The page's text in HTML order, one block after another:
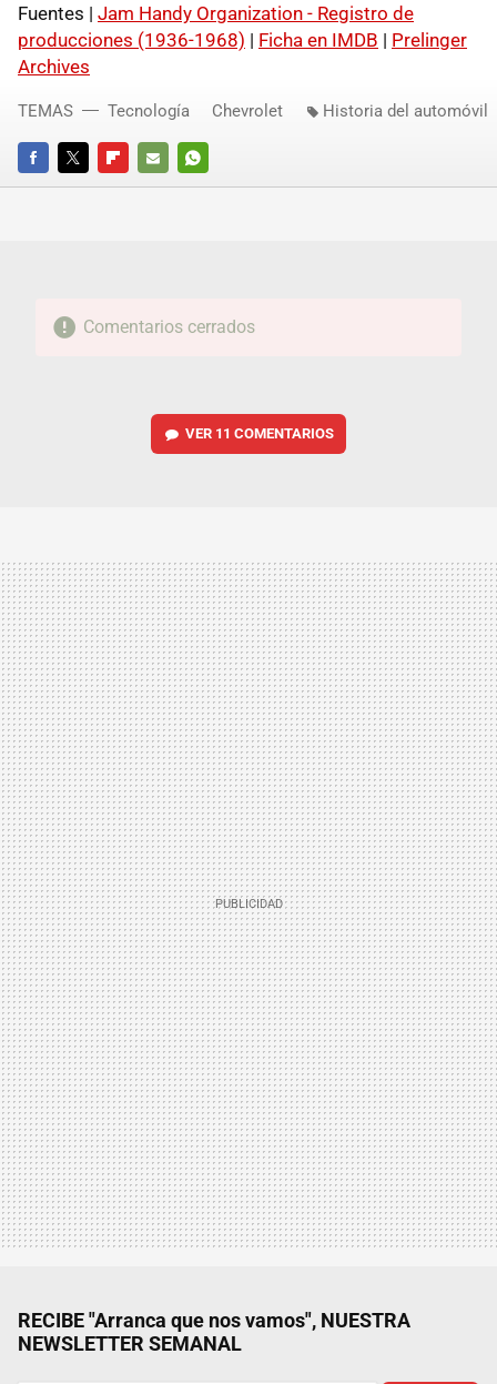
Fuentes | Jam Handy Organization - Registro de
producciones (1936-1968) | Ficha en IMDB | Prelinger
Archives
FACEBOOKTWITTERFLIPBOARD
E-
WHATSAPP
TEMAS Tecnología Chevrolet Historia del automóvil
Comentarios cerrados
VER 11 COMENTARIOS
RECIBE "Arranca que nos vamos", NUESTRA
NEWSLETTER SEMANAL